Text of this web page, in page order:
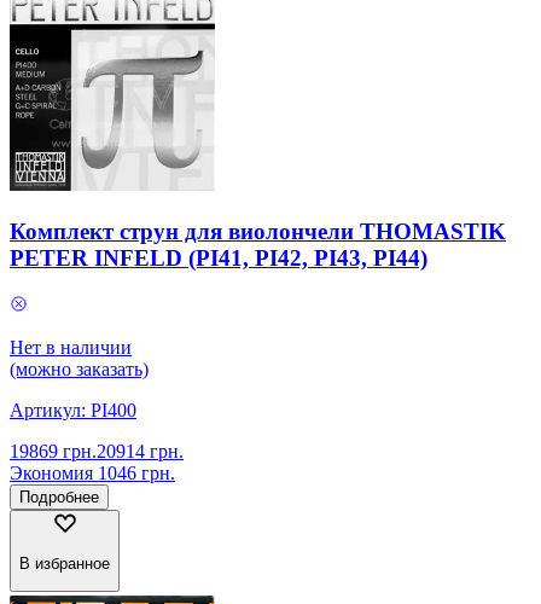
Комплект струн для виолончели THOMASTIK
PETER INFELD (PI41, PI42, PI43, PI44)
Нет в наличии
(можно заказать)
Артикул: PI400
19869 грн.20914 грн.
Экономия 1046 грн.
Подробнее
В избранное